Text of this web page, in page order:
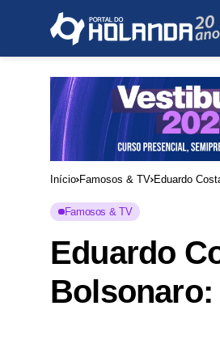
Início Famosos & TV Eduardo
Famosos & TV
Eduardo